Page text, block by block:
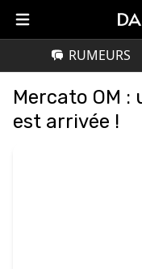
RUMEURS
Mercato OM :
est arrivée !